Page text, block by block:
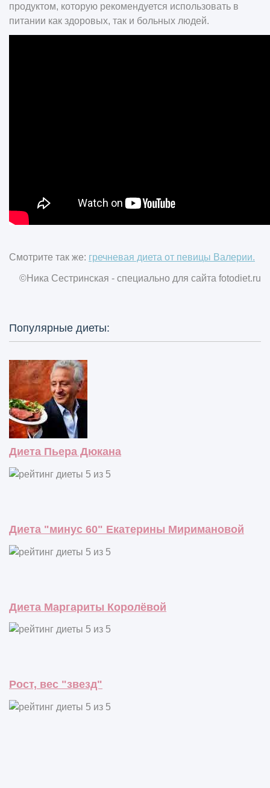
продуктом, которую рекомендуется использовать в
питании как здоровых, так и больных людей.
Смотрите так же: гречневая диета от певицы Валерии.
©Ника Сестринская - специально для сайта fotodiet.ru
Популярные диеты:
Диета Пьера Дюкана
Диета "минус 60" Екатерины Миримановой
Диета Маргариты Королёвой
Рост, вес "звезд"